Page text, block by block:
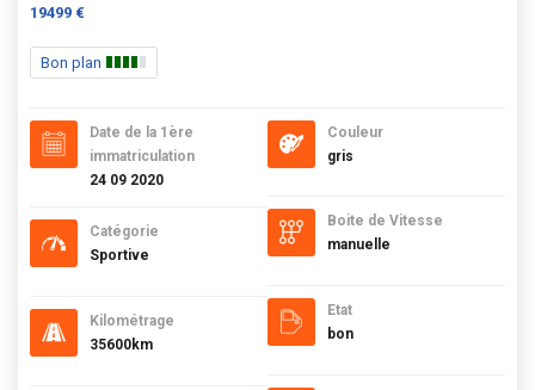
19499 €
Bon plan
Date de la 1ère
immatriculation
24 09 2020
Catégorie
Sportive
Kilométrage
35600km
Couleur
gris
Boite de Vitesse
manuelle
Etat
bon